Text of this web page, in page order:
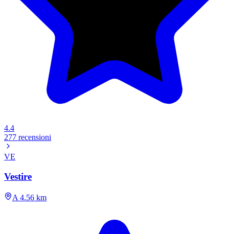
4.4
277 recensioni
VE
Vestire
A 4.56 km